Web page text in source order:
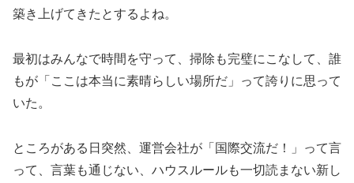
築き上げてきたとするよね。
最初はみんなで時間を守って、掃除も完璧にこなして、誰
もが「ここは本当に素晴らしい場所だ」って誇りに思って
いた。
ところがある日突然、運営会社が「国際交流だ！」って言
って、言葉も通じない、ハウスルールも一切読まない新し